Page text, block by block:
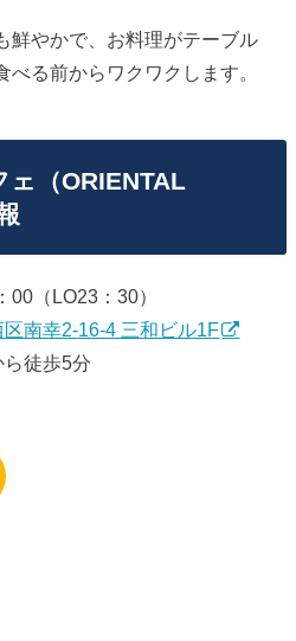
鮮やかで、お料理がテーブル
る前からワクワクします。
（ORIENTAL
（LO23：30）
南幸2-16-4 三和ビル1F
ら徒歩5分